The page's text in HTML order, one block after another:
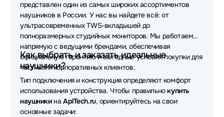
Наушники Samsung Наушники Bloody
Наушники UGREEN Наушники Poly
Наушники VT Наушники OneOdio
Наушники Bang&Olufsen Наушники Lenovo
Наушники SteelSeries Наушники Axtel
Наушники Rapoo
представлен один из самых широких ассортиментов
наушников в России. У нас вы найдете всё: от
ультрасовременных TWS-вкладышей до
полноразмерных студийных мониторов. Мы работаем
напрямую с ведущими брендами, обеспечивая
официальную гарантию и выгодные условия покупки для
частных и корпоративных клиентов.
Как выбрать и заказать идеальные
наушники?
Тип подключения и конструкция определяют комфорт
использования устройства. Чтобы правильнокупить
наушникина AplTech.ru, ориентируйтесь на свои
основные задачи: